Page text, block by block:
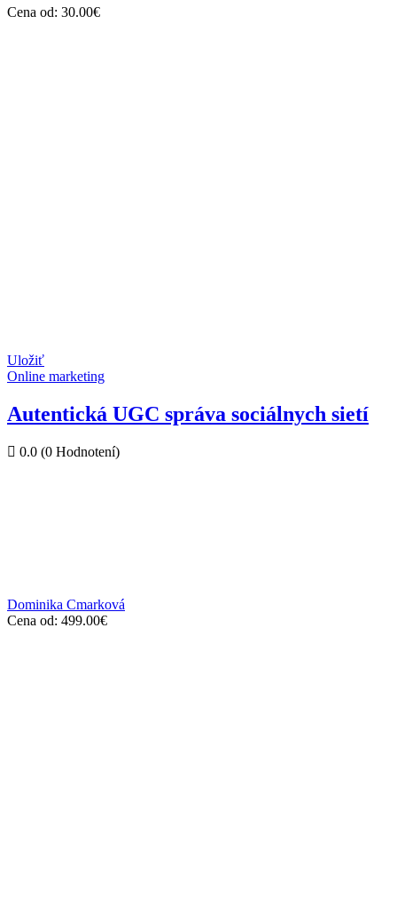
Cena od: 30.00€
Uložiť
Online marketing
Autentická UGC správa sociálnych sietí
0.0 (0 Hodnotení)
Dominika Cmarková
Cena od: 499.00€